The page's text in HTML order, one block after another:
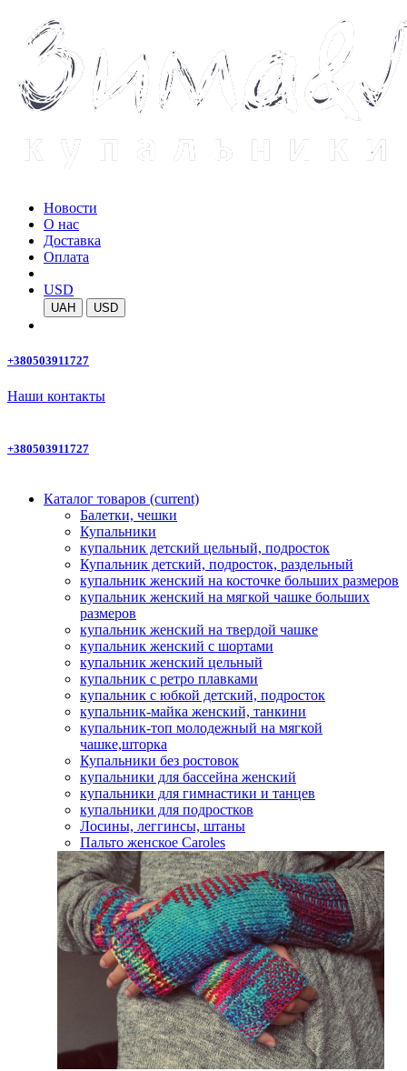
Новости
О нас
Доставка
Оплата
USD
UAH USD
+380503911727
Наши контакты
+380503911727
Каталог товаров (current)
Балетки, чешки
Купальники
купальник детский цельный, подросток
Купальник детский, подросток, раздельный
купальник женский на косточке больших размеров
купальник женский на мягкой чашке больших
размеров
купальник женский на твердой чашке
купальник женский с шортами
купальник женский цельный
купальник с ретро плавками
купальник с юбкой детский, подросток
купальник-майка женский, танкини
купальник-топ молодежный на мягкой
чашке,шторка
Купальники без ростовок
купальники для бассейна женский
купальники для гимнастики и танцев
купальники для подростков
Лосины, леггинсы, штаны
Пальто женское Caroles